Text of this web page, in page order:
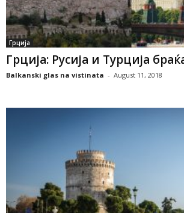
Грција
Грција: Русија и Турција
Balkanski glas na vistinata - August 11, 2018